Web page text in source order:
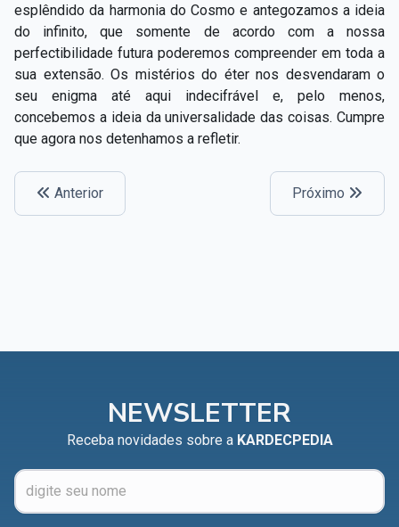
esplêndido da harmonia do Cosmo e antegozamos a ideia
do infinito, que somente de acordo com a nossa
perfectibilidade futura poderemos compreender em toda a
sua extensão. Os mistérios do éter nos desvendaram o
seu enigma até aqui indecifrável e, pelo menos,
concebemos a ideia da universalidade das coisas. Cumpre
que agora nos detenhamos a refletir.
Anterior Próximo
NEWSLETTER
Receba novidades sobre a KARDECPEDIA